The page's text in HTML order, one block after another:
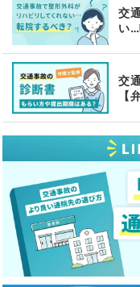
交
い…
交
【